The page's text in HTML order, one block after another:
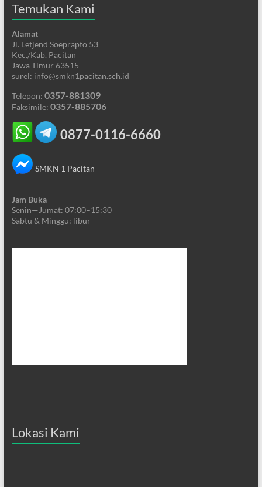
Temukan Kami
Alamat
Jl. Letjend Soeprapto 53
Kec./Kab. Pacitan
Jawa Timur 63515
surel: info@smkn1pacitan.sch.id
Telepon: 0357-881309
Faksimile: 0357-885706
0877-0116-6660
SMKN 1 Pacitan
Jam Buka
Senin—Jumat: 07:00–15:30
Sabtu & Minggu: libur
Lokasi Kami